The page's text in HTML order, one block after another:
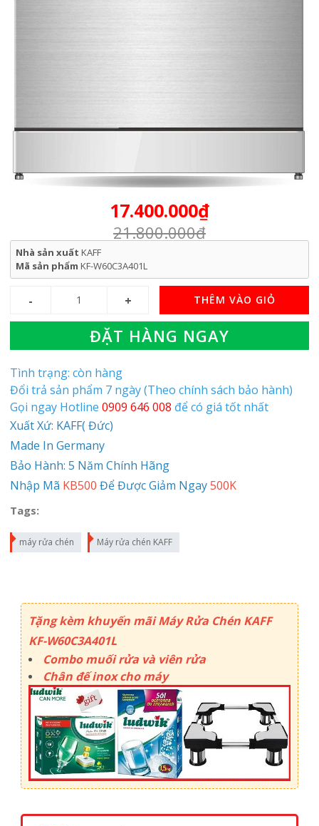
17.400.000₫
21.800.000₫
Nhà sản xuất KAFF
Mã sản phẩm KF-W60C3A401L
THÊM VÀO GIỎ
ĐẶT HÀNG NGAY
Tình trạng: còn hàng
Đổi trả sản phẩm 7 ngày (Theo chính sách bảo hành)
Gọi ngay Hotline 0909 646 008 để có giá tốt nhất
Xuất Xứ: KAFF( Đức)
Made In Germany
Bảo Hành: 5 Năm Chính Hãng
Nhập Mã KB500 Để Được Giảm Ngay500K
Tags:
máy rửa chén Máy rửa chén KAFF
Tặng kèm khuyến mãi Máy Rửa Chén KAFF
KF-W60C3A401L
Combo muối rửa và viên rửa
Chân đế inox cho máy